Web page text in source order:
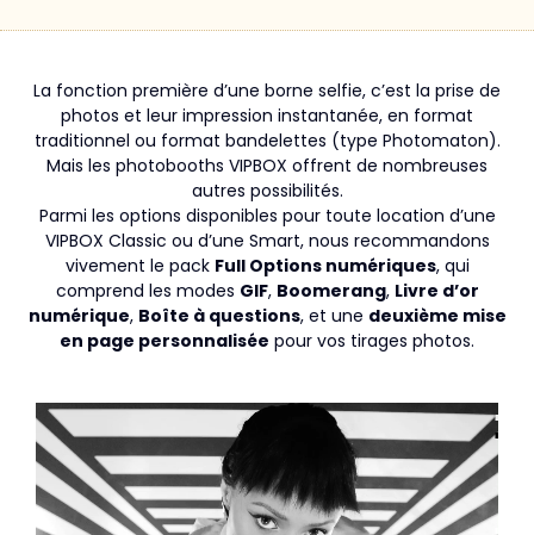
La fonction première d’une borne selfie, c’est la prise de
photos et leur impression instantanée, en format
traditionnel ou format bandelettes (type Photomaton).
Mais les photobooths VIPBOX offrent de nombreuses
autres possibilités.
Parmi les options disponibles pour toute location d’une
VIPBOX Classic ou d’une Smart, nous recommandons
vivement le pack Full Options numériques, qui
comprend les modes GIF, Boomerang, Livre d’or
numérique, Boîte à questions, et une deuxième mise
en page personnalisée pour vos tirages photos.